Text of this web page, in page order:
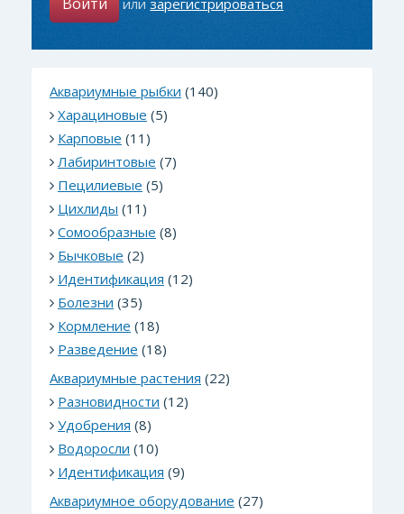
илизарегистрироваться
Аквариумные рыбки (140)
Харациновые (5)
Карповые (11)
Лабиринтовые (7)
Пецилиевые (5)
Цихлиды (11)
Сомообразные (8)
Бычковые (2)
Идентификация (12)
Болезни (35)
Кормление (18)
Разведение (18)
Аквариумные растения (22)
Разновидности (12)
Удобрения (8)
Водоросли (10)
Идентификация (9)
Аквариумное оборудование (27)